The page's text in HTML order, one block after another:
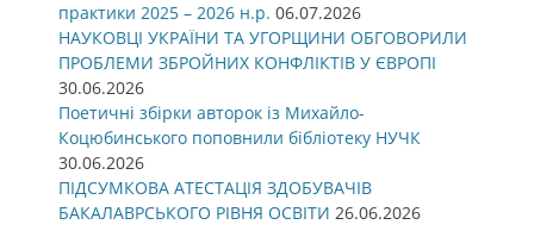
практики 2025 – 2026 н.р. 06.07.2026
НАУКОВЦІ УКРАЇНИ ТА УГОРЩИНИ ОБГОВОРИЛИ
ПРОБЛЕМИ ЗБРОЙНИХ КОНФЛІКТІВ У ЄВРОПІ
30.06.2026
Поетичні збірки авторок із Михайло-
Коцюбинського поповнили бібліотеку НУЧК
30.06.2026
ПІДСУМКОВА АТЕСТАЦІЯ ЗДОБУВАЧІВ
БАКАЛАВРСЬКОГО РІВНЯ ОСВІТИ 26.06.2026